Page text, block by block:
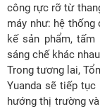
công rực rỡ từ
máy như: hệ thống
kế sản phẩm,
sáng chế khác
Trong tương lai,
Yuanda sẽ tiếp
hướng thị trường